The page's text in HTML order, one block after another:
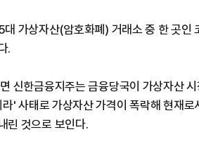
가상자산(암호화폐) 거래소 중 한 곳인
.
신한금융지주는 금융당국이 가상자산
라' 사태로 가상자산 가격이 폭락해 현재
린 것으로 보인다.